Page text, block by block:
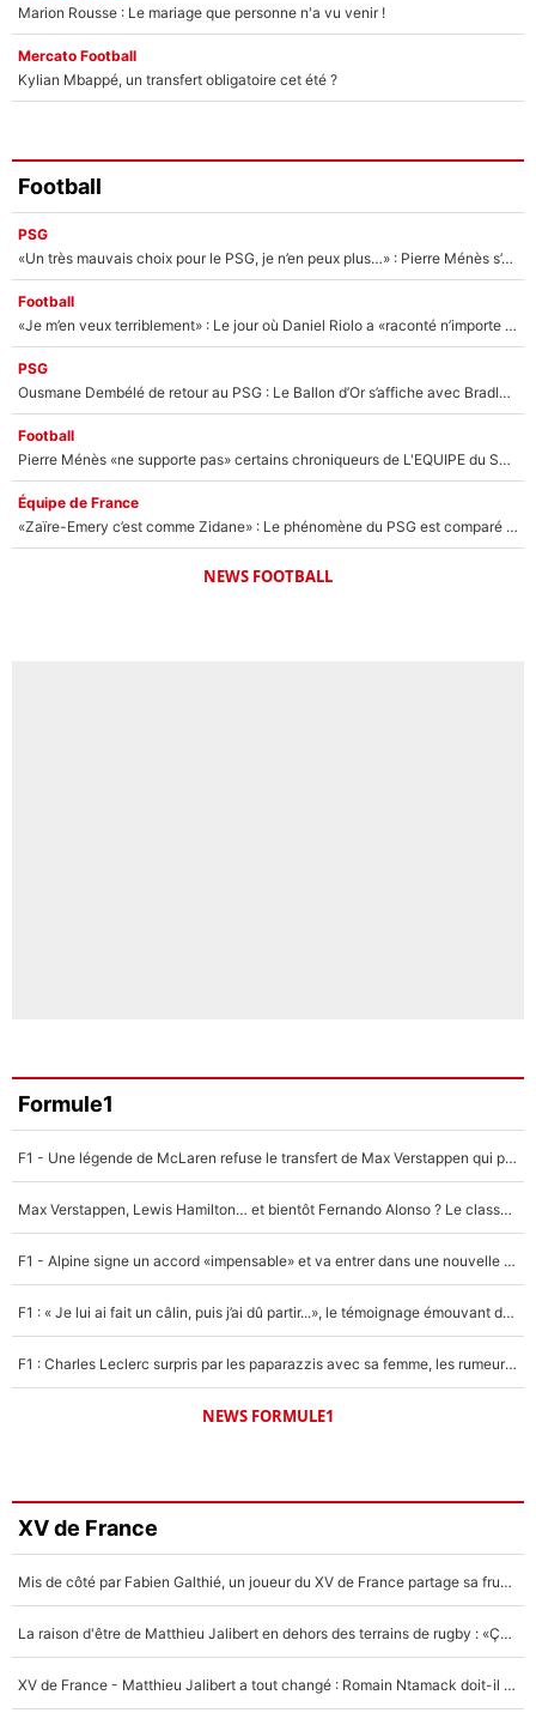
Marion Rousse : Le mariage que personne n'a vu venir !
Mercato Football
Kylian Mbappé, un transfert obligatoire cet été ?
Football
PSG
«Un très mauvais choix pour le PSG, je n’en peux plus…» : Pierre Ménès s’est complètement trompé avec Luis Enrique et ces déclarations le prouvent !
Football
«Je m’en veux terriblement» : Le jour où Daniel Riolo a «raconté n’importe quoi» dans l'After Foot !
PSG
Ousmane Dembélé de retour au PSG : Le Ballon d’Or s’affiche avec Bradley Barcola en plein cœur du feuilleton sur son départ !
Football
Pierre Ménès «ne supporte pas» certains chroniqueurs de L'EQUIPE du Soir : Ils vont tous partir !
Équipe de France
«Zaïre-Emery c’est comme Zidane» : Le phénomène du PSG est comparé à son nouveau sélectionneur... et ils vont se retrouver en Bleus !
NEWS FOOTBALL
Formule1
F1 - Une légende de McLaren refuse le transfert de Max Verstappen qui pourrait «faire des vagues» et plomber l'ambiance dans l'équipe
Max Verstappen, Lewis Hamilton… et bientôt Fernando Alonso ? Le classement des pilotes les mieux payés en Formule 1 risque de changer !
F1 - Alpine signe un accord «impensable» et va entrer dans une nouvelle dimension : Grande nouvelle pour Pierre Gasly !
F1 : « Je lui ai fait un câlin, puis j’ai dû partir...», le témoignage émouvant de Max Verstappen sur sa fille
F1 : Charles Leclerc surpris par les paparazzis avec sa femme, les rumeurs étaient vraies !
NEWS FORMULE1
XV de France
Mis de côté par Fabien Galthié, un joueur du XV de France partage sa frustration : «ils ne me l’ont pas dit tout de suite»
La raison d'être de Matthieu Jalibert en dehors des terrains de rugby : «Ça m'atteint autant que si tu touches à un membre de ma famille»
XV de France - Matthieu Jalibert a tout changé : Romain Ntamack doit-il s’inquiéter pour sa place à un an de la Coupe du monde ?